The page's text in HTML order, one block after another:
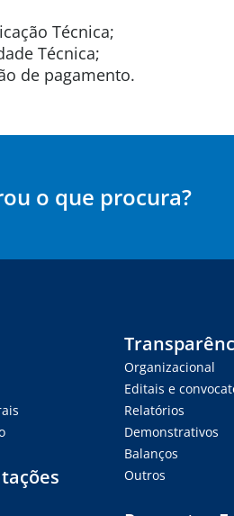
Técnica;
Técnica;
de pagamento.
o que procura?
Organizacional
Editais e
Relatórios
Demonstrativos
Balanços
Outros